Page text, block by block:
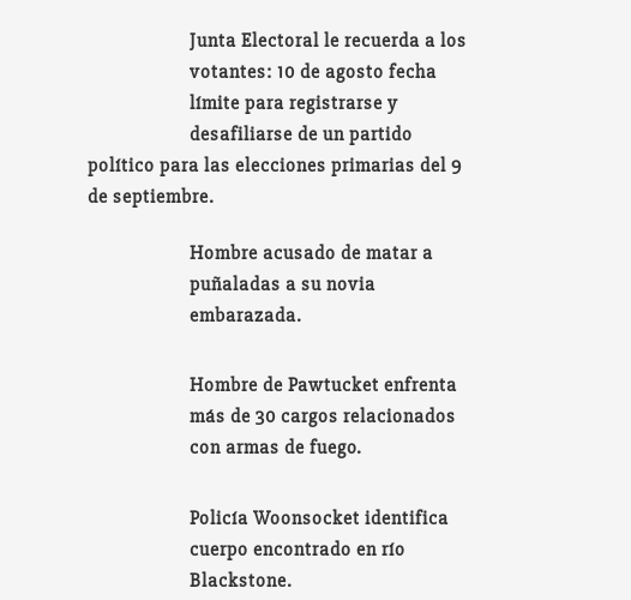
Junta Electoral le recuerda a los
votantes: 10 de agosto fecha
límite para registrarse y
desafiliarse de un partido
político para las elecciones primarias del 9
de septiembre.
Hombre acusado de matar a
puñaladas a su novia
embarazada.
Hombre de Pawtucket enfrenta
más de 30 cargos relacionados
con armas de fuego.
Policía Woonsocket identifica
cuerpo encontrado en río
Blackstone.